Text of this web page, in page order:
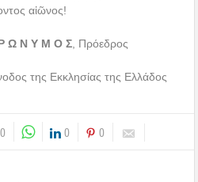
αἰῶνος!
Ρ Ω Ν Υ Μ Ο Σ , Πρόεδρος
της Εκκλησίας της Ελλάδος
0 0 0